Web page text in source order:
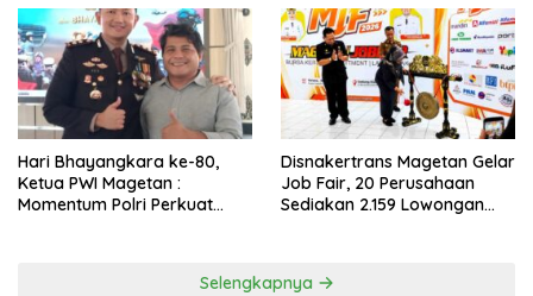
Hari Bhayangkara ke-80,
Ketua PWI Magetan :
Momentum Polri Perkuat
Disnakertrans Magetan Gelar
Job Fair, 20 Perusahaan
Sediakan 2.159 Lowongan
Selengkapnya